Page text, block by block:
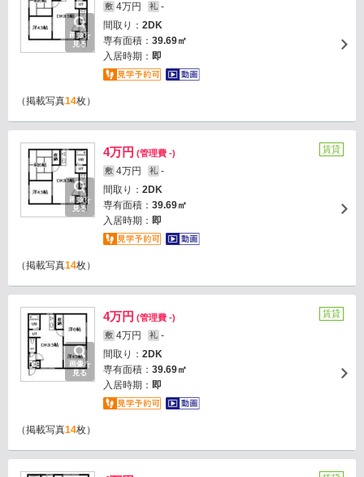
画像を
見る
敷 4万円 礼 -
間取り： 2DK
専有面積： 39.69㎡
入居時期： 即
（掲載写真14枚）
画像を
見る
4万円 (管理費 -)
敷 4万円 礼 -
間取り： 2DK
専有面積： 39.69㎡
入居時期： 即
賃貸
（掲載写真14枚）
画像を
見る
4万円 (管理費 -)
敷 4万円 礼 -
間取り： 2DK
専有面積： 39.69㎡
入居時期： 即
賃貸
（掲載写真14枚）